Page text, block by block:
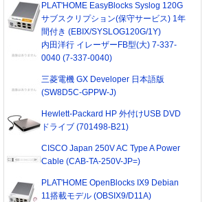
PLAT'HOME EasyBlocks Syslog 120G
サブスクリプション(保守サービス) 1年
間付き (EBIX/SYSLOG120G/1Y)
内田洋行 イレーザーFB型(大) 7-337-
0040 (7-337-0040)
三菱電機 GX Developer 日本語版
(SW8D5C-GPPW-J)
Hewlett-Packard HP 外付けUSB DVD
ドライブ (701498-B21)
CISCO Japan 250V AC Type A Power
Cable (CAB-TA-250V-JP=)
PLAT'HOME OpenBlocks IX9 Debian
11搭載モデル (OBSIX9/D11A)